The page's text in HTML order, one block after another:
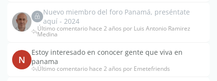
Nuevo miembro del foro Panamá, preséntate
aquí - 2024
Último comentario hace 2 años por Luis Antonio Ramirez
Medina
N
Estoy interesado en conocer gente que viva en
panama
Último comentario hace 2 años por Emetefriends